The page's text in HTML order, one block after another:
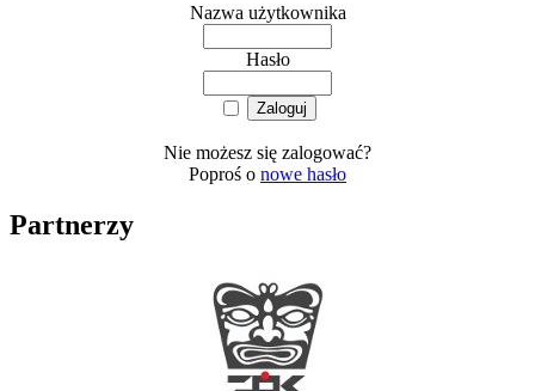
Nazwa użytkownika
Hasło
Nie możesz się zalogować?
Poproś o nowe hasło
Partnerzy